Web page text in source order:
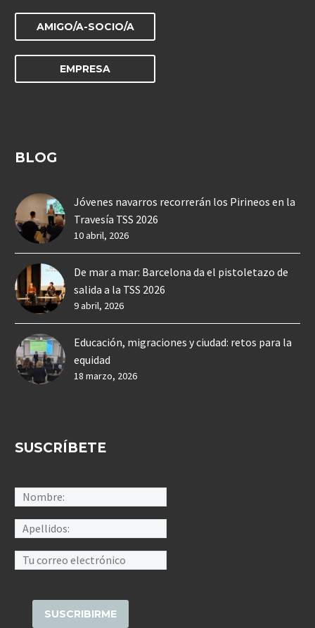
AMIGO/A-SOCIO/A
EMPRESA
BLOG
Jóvenes navarros recorrerán los Pirineos en la
Travesía TSS 2026
10 abril, 2026
De mar a mar: Barcelona da el pistoletazo de
salida a la TSS 2026
9 abril, 2026
Educación, migraciones y ciudad: retos para la
equidad
18 marzo, 2026
SUSCRÍBETE